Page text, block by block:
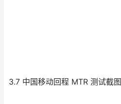
3.7 中国移动回程 MTR 测试截图